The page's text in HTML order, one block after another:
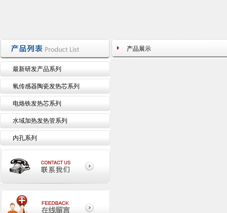
最新研发产品系列
氧传感器陶瓷发热芯系列
电烙铁发热芯系列
水域加热发热管系列
内孔系列
产品展示